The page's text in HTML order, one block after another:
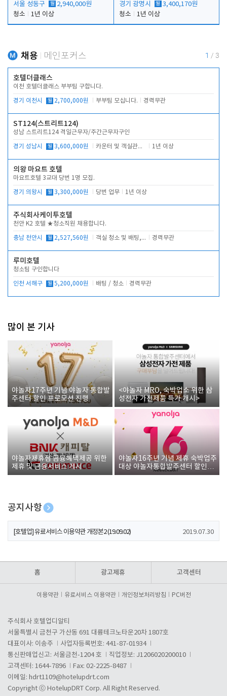
서울 성동구 월 2,940,000원
청소
1년 이상
경기 광명시 월 3,400,170원
청소
1년 이상
채용 메인포커스 1 / 3
호텔더클래스
이천 호텔더클래스 부부팀 구합니다.
경기 이천시 월 2,700,000원 부부팀 모십니다. 경력무관
ST124(스트리트124)
성남 스트리트124 격일근무자/주간근무자구인
경기 성남시 월 3,600,000원 카운터 및 객실관리 전반 1년 이상
의왕 마요트 호텔
마요트호텔 3교대 당번 1명 모집.
경기 의왕시 월 3,300,000원 당번 업무 1년 이상
주식회사케이투호텔
천안 K2 호텔 ★청소직원 채용합니다.
충남 천안시 월 2,527,560원 객실 청소 및 배팅, 주변 시설 청소 경력무관
루미호텔
청소팀 구인합니다
인천 서해구 월 5,200,000원 배팅 / 청소 경력무관
많이 본 기사
야놀자17주년 기념 야놀자 통합발
주센터 할인 프로모션 진행
<야놀자 MRO, 숙박업소 위한 삼
성전자 가전제품 특가 개시>
야놀자제휴점 금융혜택제공 위한
제휴 및 금융서비스 게시
야놀자16주년 기념 제휴 숙박업주
대상 야놀자통합발주센터 할인쿠
폰 증정
공지사항
[호텔업] 개인정보 처리방침 개정본1 (19.09.02)
[호텔업] 유료서비스 이용약관 개정본2 (19.09.02) 2019.07.30
홈 광고제휴 고객센터
이용약관 유료서비스 이용약관 개인정보처리방침 PC버전
주식회사 호텔업디알티
서울특별시 금천구 가산동 691 대륭테크노타운20차 1807호
대표이사: 이송주
사업자등록번호: 441-87-01934
통신판매업신고: 서울금천-1204 호
직업정보: J1206020200010
고객센터: 1644-7896
Fax: 02-2225-8487
이메일: hdrt1109@hotelupdrt.com
Copyright ⓒ HotelupDRT Corp. All Right Reserved.